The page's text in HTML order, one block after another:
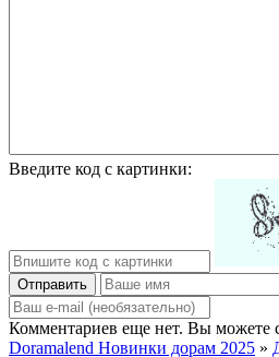
Введите код с картинки:
Отправить
Комментариев еще нет. Вы можете
Doramalend Новинки дорам 2025 »